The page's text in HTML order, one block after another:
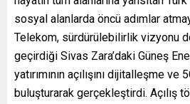
sosyal alanlarda öncü adımlar
Telekom, sürdürülebilirlik vizyonu
geçirdiği Sivas Zara’daki Güneş
yatırımının açılışını dijitalleşme
buluşturarak gerçekleştirdi. Açılış